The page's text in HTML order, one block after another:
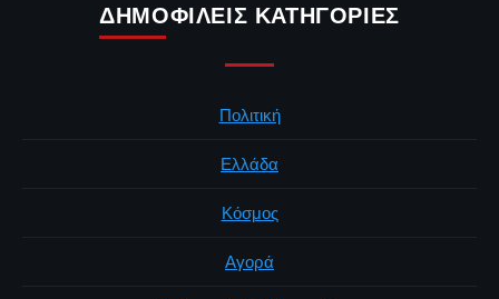
ΔΗΜΟΦΙΛΕΊΣ ΚΑΤΗΓΟΡΊΕΣ
Πολιτική
Ελλάδα
Κόσμος
Αγορά